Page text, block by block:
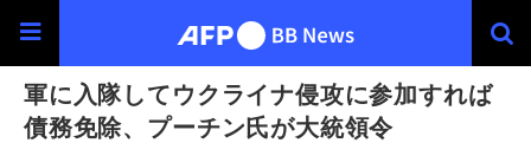
軍に入隊してウクライナ侵攻に参加すれば
債務免除、プーチン氏が大統領令